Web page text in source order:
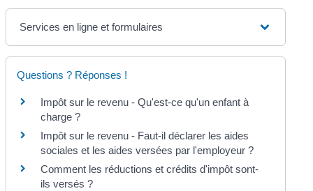
Services en ligne et formulaires
Questions ? Réponses !
Impôt sur le revenu - Qu'est-ce qu'un enfant à
charge ?
Impôt sur le revenu - Faut-il déclarer les aides
sociales et les aides versées par l'employeur ?
Comment les réductions et crédits d'impôt sont-
ils versés ?